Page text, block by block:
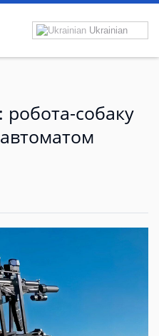
Ukrainian
собаку